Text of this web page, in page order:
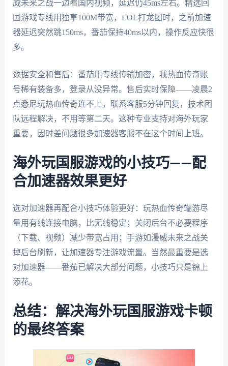
威未来之战一边看国内视频，延迟仍45ms左右。精选回
国游戏专线用独享100M带宽，LOL打龙团时，之前加速
器延迟突然跳150ms，番茄保持40ms以内，操作反应快很
多。
数据安全和售后：番茄用专线传输加密，我热血传奇账
号稀有装备多，登录从没异常。售后实时保障——凌晨2
点悉尼玩热血传奇连不上，联系客服5分钟回复，技术团
队远程解决，不用等第二天。这种专业支持对海外玩家
重要，因时差问题很多加速器客服不在这个时间上班。
海外玩国服游戏的小技巧——配
合加速器效果更好
选对加速器再配合小技巧体验更好：玩热血传奇端游尽
量用有线连接电脑，比无线稳定；关闭后台不必要程序
（下载、视频）减少带宽占用；手游如漫威未来之战关
掉后台刷新，让加速器专注游戏流量。当然最重要是选
对加速器——番茄已解决大部分问题，小技巧只是锦上
添花。
总结：解决海外玩国服游戏卡顿
的最终答案